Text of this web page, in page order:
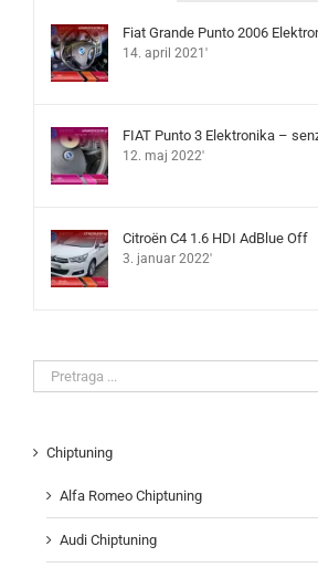
Fiat Grande Punto 2006
14. april 2021'
FIAT Punto 3 Elektronika –
12. maj 2022'
Citroën C4 1.6 HDI AdBlue Off
3. januar 2022'
Search
for:
Chiptuning
Alfa Romeo Chiptuning
Audi Chiptuning